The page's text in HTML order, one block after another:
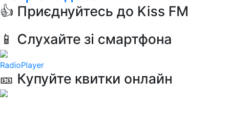
👍 Приєднуйтесь до Kiss FM
📱 Слухайте зі смартфона
RadioPlayer
🎫 Купуйте квитки онлайн